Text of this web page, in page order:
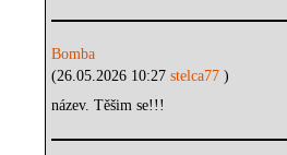
Bomba
(26.05.2026 10:27stelca77)
název. Těšim se!!!